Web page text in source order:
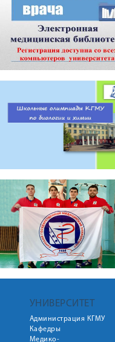
УНИВЕРСИТЕТ
Администрация КГМУ
Кафедры
Медико-